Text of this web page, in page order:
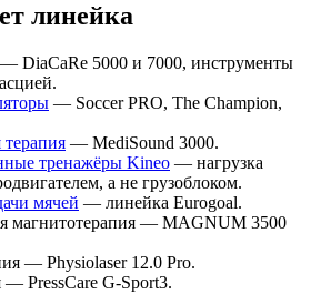
линейка
— DiaCaRe 5000 и 7000, инструменты
— Soccer PRO, The Champion,
терапия — MediSound 3000.
тренажёры Kineo — нагрузка
а не грузоблоком.
мячей — линейка Eurogoal.
магнитотерапия — MAGNUM 3500
— Physiolaser 12.0 Pro.
— PressCare G-Sport3.